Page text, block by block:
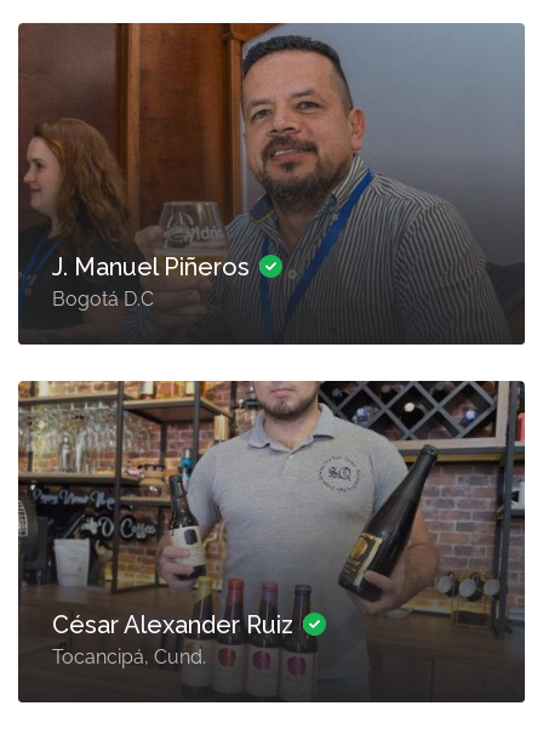
J. Manuel Piñeros
Bogotá D.C
César Alexander Ruiz
Tocancipá, Cund.